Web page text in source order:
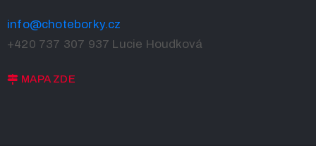
info@choteborky.cz
+420 737 307 937 Lucie Houdková
MAPA ZDE